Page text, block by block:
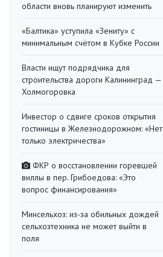
области вновь планируют изменить
«Балтика» уступила «Зениту» с
минимальным счётом в Кубке России
Власти ищут подрядчика для
строительства дороги Калининград —
Холмогоровка
Инвестор о сдвиге сроков открытия
гостиницы в Железнодорожном: «Нет
только электричества»
ФКР о восстановлении горевшей
виллы в пер. Грибоедова: «Это
вопрос финансирования»
Минсельхоз: из-за обильных дождей
сельхозтехника не может выйти в
поля